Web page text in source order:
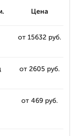
Цена
от 15632 руб.
от 2605 руб.
от 469 руб.